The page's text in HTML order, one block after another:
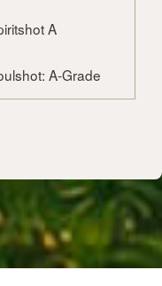
A
A-Grade